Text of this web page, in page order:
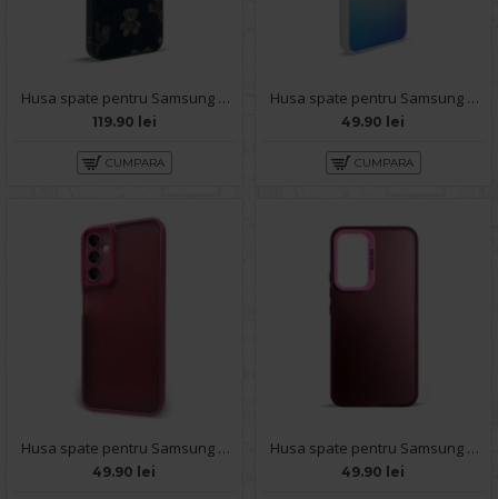
Husa spate pentru Samsung Galaxy A14- Happy case
119.90 lei
CUMPARA
Husa spate pentru Samsung Galaxy A14- IGLOO Case Multicolor
49.90 lei
CUMPARA
Husa spate pentru Samsung Galaxy A14- Catwalk Case Visiniu
49.90 lei
Husa spate pentru Samsung Galaxy A14- Glace case Roz
49.90 lei